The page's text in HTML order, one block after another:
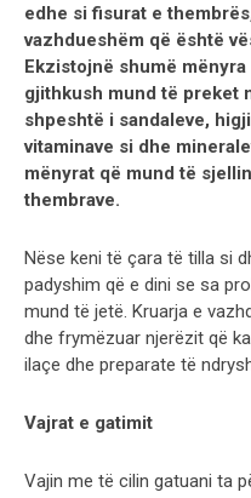
edhe si fisurat e
vazhdueshëm që është
Ekzistojnë shumë
gjithkush mund të preket
shpeshtë i sandaleve,
vitaminave si dhe
mënyrat që mund të
thembrave.
Nëse keni të çara të tilla si
padyshim që e dini se sa
mund të jetë. Kruarja e
dhe frymëzuar njerëzit që
ilaçe dhe preparate të
Vajrat e gatimit
Vajin me të cilin gatuani ta